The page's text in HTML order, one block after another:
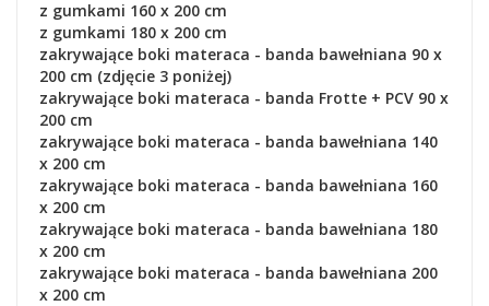
z gumkami 160 x 200 cm
z gumkami 180 x 200 cm
zakrywające boki materaca - banda bawełniana 90 x
200 cm (zdjęcie 3 poniżej)
zakrywające boki materaca - banda Frotte + PCV 90 x
200 cm
zakrywające boki materaca - banda bawełniana 140
x 200 cm
zakrywające boki materaca - banda bawełniana 160
x 200 cm
zakrywające boki materaca - banda bawełniana 180
x 200 cm
zakrywające boki materaca - banda bawełniana 200
x 200 cm